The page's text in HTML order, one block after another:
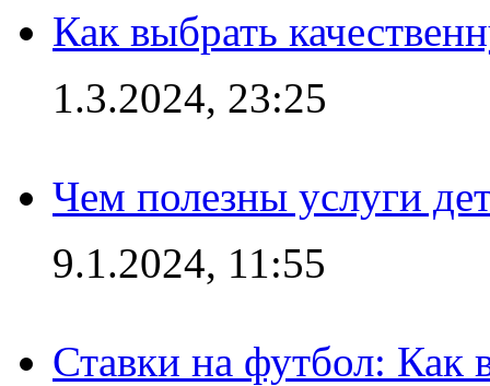
Как выбрать
1.3.2024, 23:25
Чем полезны услуги
9.1.2024, 11:55
Ставки на футбол: Как